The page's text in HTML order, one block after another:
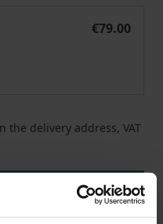
€79.00
the delivery address, VAT